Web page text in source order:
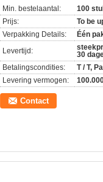
Min. bestelaantal:
100
Prijs:
To be
Verpakking Details:
Één
Levertijd:
30
Betalingscondities:
T / T,
Levering vermogen:
Contact